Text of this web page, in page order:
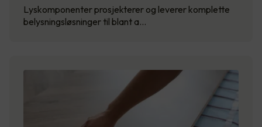
Lyskomponenter prosjekterer og leverer komplette
belysningsløsninger til blant a…